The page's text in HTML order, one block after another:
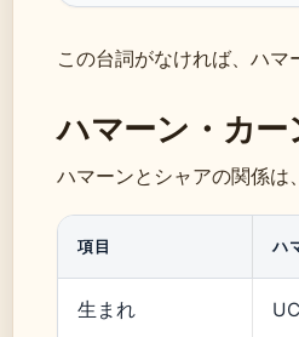
この台詞がなければ、ハ
ハマーン・カ
ハマーンとシャアの関係は
項目 ハ
生まれ